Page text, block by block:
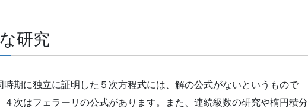
研究
期に独立に証明した５次方程式には、解の公式がないというもので
次はフェラーリの公式があります。また、連続級数の研究や楕円積分